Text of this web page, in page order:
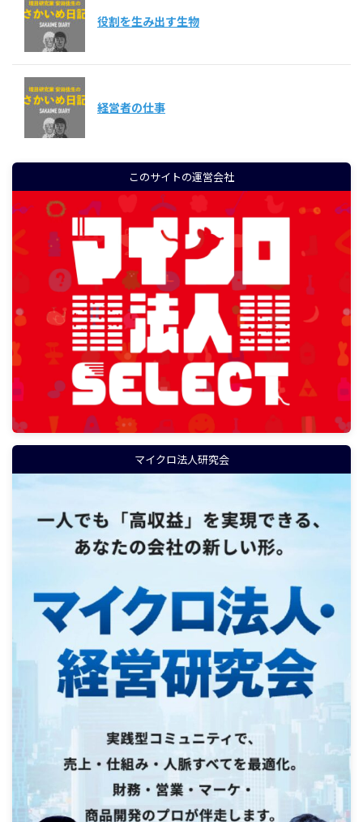
役割を生み出す生物
経営者の仕事
このサイトの運営会社
マイクロ法人研究会